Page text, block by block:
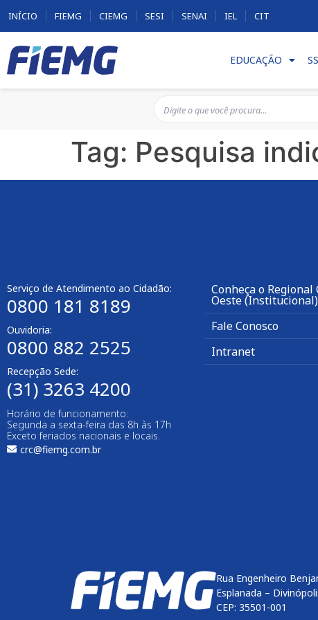
INÍCIO FIEMG CIEMG SESI SENAI IEL CIT
EDUCAÇÃO
Tag: Pesquisa
Serviço de Atendimento ao Cidadão:
0800 181 8189
Ouvidoria:
0800 882 2525
Recepção Sede:
(31) 3263 4200
Horário de funcionamento:
Segunda a sexta-feira das 8h às 17h
Exceto feriados nacionais e locais.
crc@fiemg.com.br
Conheça o Regional
Oeste (Institucional)
Fale Conosco
Intranet
Rua Engenheiro
Esplanada –
CEP: 35501-001